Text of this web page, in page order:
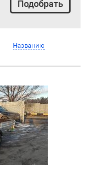
Названию